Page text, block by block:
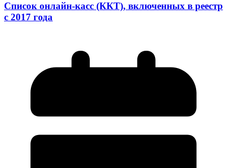
Список онлайн-касс (ККТ), включенных в реестр
с 2017 года